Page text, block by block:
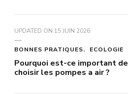
UPDATED ON 15 JUIN 2026
BONNES PRATIQUES ECOLOGIE
Pourquoi est-ce important de
choisir les pompes a air ?